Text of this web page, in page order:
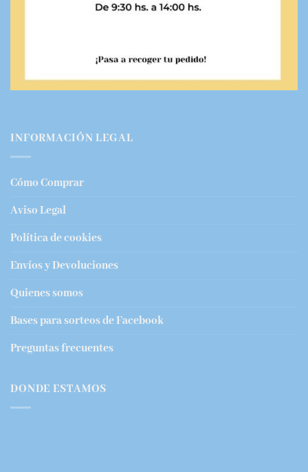
INFORMACIÓN LEGAL
Cómo Comprar
Aviso Legal
Política de cookies
Envíos y Devoluciones
Quienes somos
Bases para sorteos de Facebook
Preguntas frecuentes
DONDE ESTAMOS